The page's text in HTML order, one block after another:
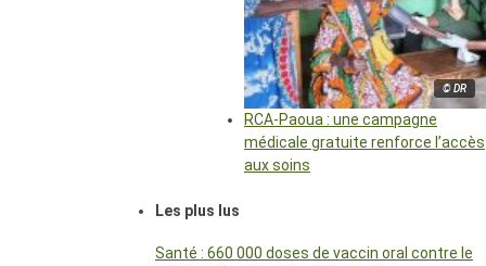
© DR
RCA-Paoua : une campagne
médicale gratuite renforce l’accès
aux soins
Les plus lus
Santé : 660 000 doses de vaccin oral contre le